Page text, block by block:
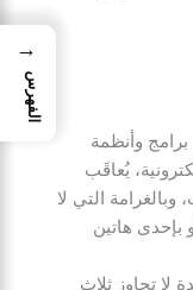
وأنظمة
يُعاقَب
التي لا
أو بإحدى هاتين
لا تجاوز ثلاث
→
الفهرس